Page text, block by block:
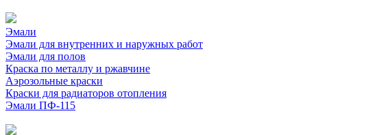
Эмали
Эмали для внутренних и наружных работ
Эмали для полов
Краска по металлу и ржавчине
Аэрозольные краски
Краски для радиаторов отопления
Эмали ПФ-115